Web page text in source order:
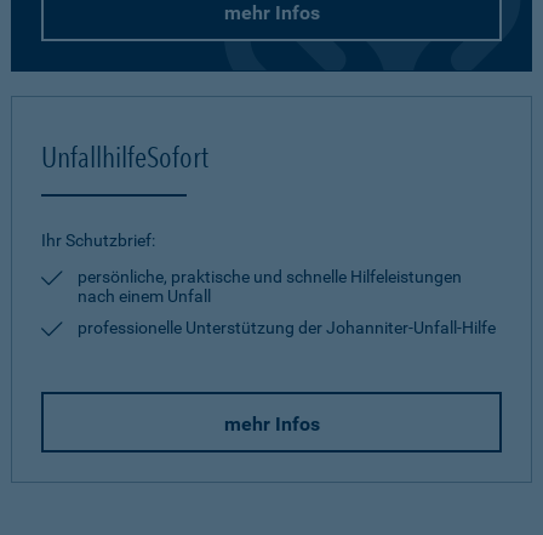
mehr Infos
UnfallhilfeSofort
Ihr Schutzbrief:
persönliche, praktische und schnelle Hilfeleistungen
nach einem Unfall
professionelle Unterstützung der Johanniter-Unfall-Hilfe
mehr Infos